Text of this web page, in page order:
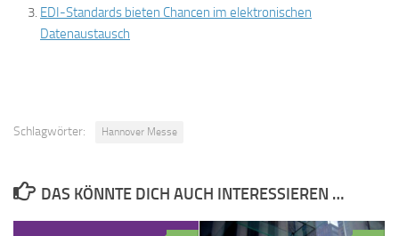
EDI-Standards bieten Chancen im elektronischen
Datenaustausch
Schlagwörter: Hannover Messe
DAS KÖNNTE DICH AUCH INTERESSIEREN …